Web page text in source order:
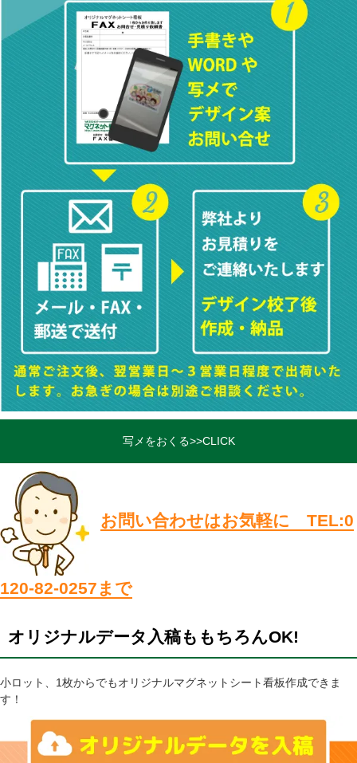
写メをおくる>>CLICK
お問い合わせはお気軽に TEL:0
120-82-0257まで
オリジナルデータ入稿ももちろんOK!
小ロット、1枚からでもオリジナルマグネットシート看板作成できま
す！